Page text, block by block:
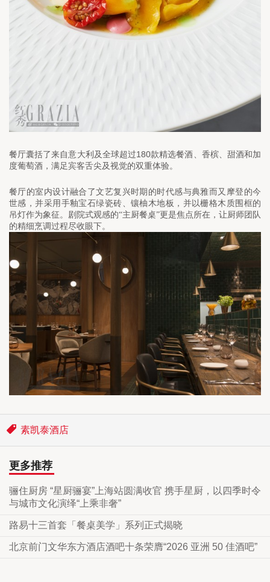
餐厅囊括了来自意大利及全球超过180款精选餐酒、香槟、甜酒和加
度葡萄酒，满足宾客舌尖及视觉的双重体验。
餐厅的室内设计融合了文艺复兴时期的时代感与典雅而又摩登的今
世感，并采用手釉宝石绿瓷砖、镶柚木地板，并以栅格木质围框的
吊灯作为象征。剧院式观感的“主厨餐桌”更是焦点所在，让厨师团队
的精细烹调过程尽收眼下。
素凯泰酒店
更多推荐
骊住厨房 “星厨骊宴”上海站圆满收官 携手星厨，以四季时令
与城市文化演绎“上乘非奢”
路易十三首套「餐桌美学」系列正式揭晓
北京前门文华东方酒店酒吧十条荣膺“2026 亚洲 50 佳酒吧”